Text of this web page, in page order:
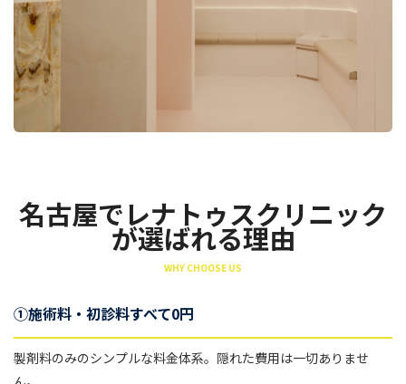
名古屋でレナトゥスクリニック
が選ばれる理由
WHY CHOOSE US
①施術料・初診料すべて0円
製剤料のみのシンプルな料金体系。隠れた費用は一切ありませ